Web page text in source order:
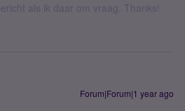
als ik daar om vraag. Thanks!
Forum|Forum|1 year ago